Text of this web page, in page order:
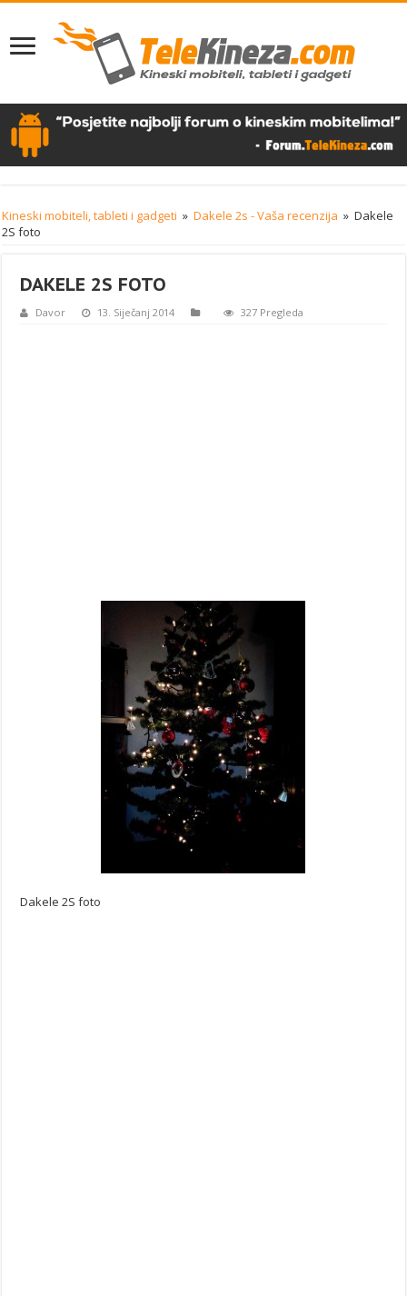
Kineski mobiteli, tableti i gadgeti » Dakele 2s - Vaša recenzija » Dakele
2S foto
DAKELE 2S FOTO
Davor 13. Siječanj 2014 327 Pregleda
Dakele 2S foto